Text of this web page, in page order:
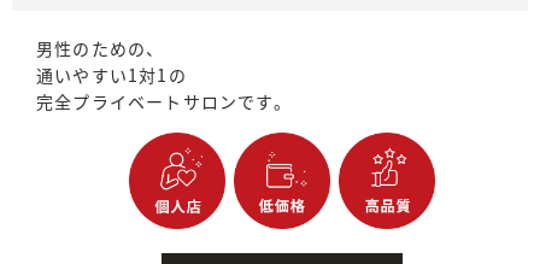
男性のための、
通いやすい1対1の
完全プライベートサロンです。